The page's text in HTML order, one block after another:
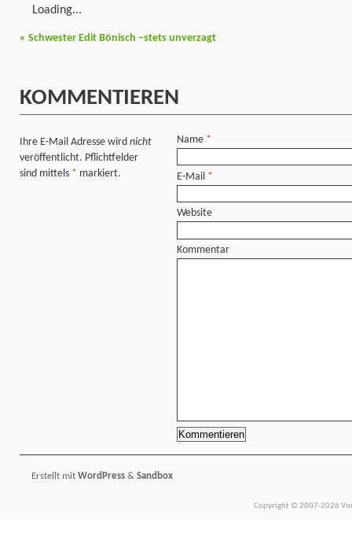
Loading...
« Schwester Edit Bönisch –stets unverzagt
KOMMENTIEREN
Ihre E-Mail Adresse wird nicht
veröffentlicht. Pflichtfelder
sind mittels * markiert.
Name *
E-Mail *
Website
Kommentar
Erstellt mit WordPress & Sandbox
Copyright © 2007-2026